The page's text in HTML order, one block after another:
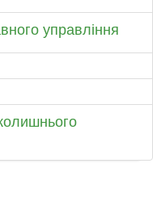
управління